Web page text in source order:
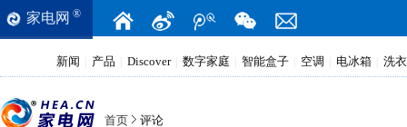
家电网 ®
新闻 产品 Discover 数字家庭 智能盒子 空调 电冰箱 洗
首页 评论